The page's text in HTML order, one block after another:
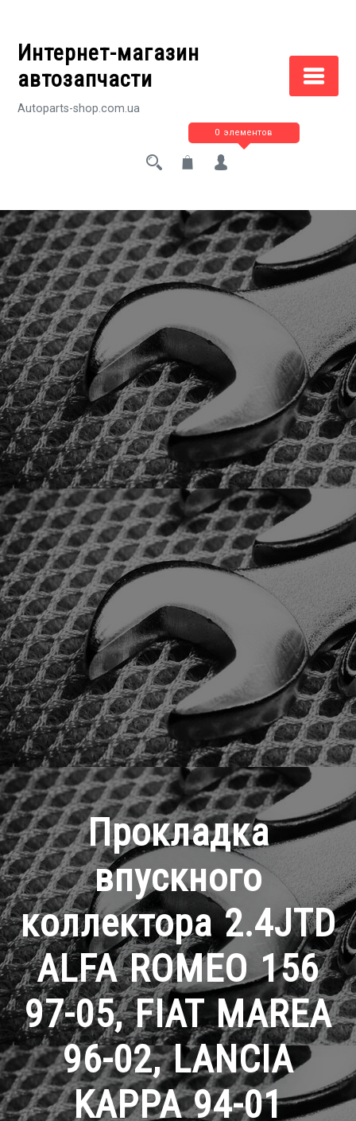
содержимому
Интернет-магазин
автозапчасти
Autoparts-shop.com.ua
0 элементов
Прокладка
впускного
коллектора 2.4JTD
ALFA ROMEO 156
97-05, FIAT MAREA
96-02, LANCIA
KAPPA 94-01